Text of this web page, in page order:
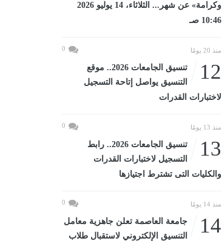
وكرامة» عن شهر... الثلاثاء، 14 يوليو 2026
10:46 صـ
منذ 20 يومًا 0
12
تنسيق الجامعات 2026.. موقع
التنسيق يواصل إتاحة التسجيل
لاختبارات القدرات
منذ 13 يومًا 0
13
تنسيق الجامعات 2026.. رابط
التسجيل لاختبارات القدرات
والكليات التى تشترط اجتيازها
منذ 14 يومًا 0
14
جامعة العاصمة تعلن جاهزية معامل
التنسيق الإلكتروني لاستقبال طلاب